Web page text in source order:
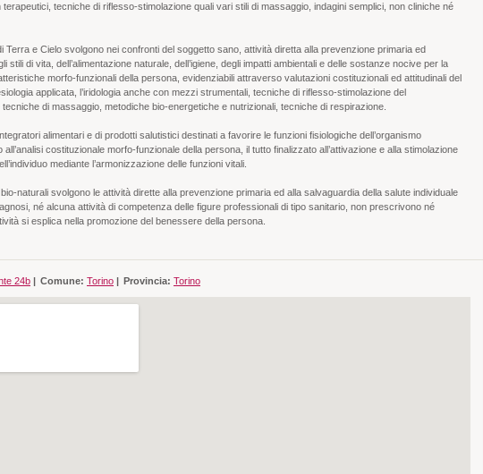
terapeutici, tecniche di riflesso-stimolazione quali vari stili di massaggio, indagini semplici, non cliniche né
Terra e Cielo svolgono nei confronti del soggetto sano, attività diretta alla prevenzione primaria ed
stili di vita, dell’alimentazione naturale, dell’igiene, degli impatti ambientali e delle sostanze nocive per la
morfo-funzionali della persona, evidenziabili attraverso valutazioni costituzionali ed attitudinali del
applicata, l’iridologia anche con mezzi strumentali, tecniche di riflesso-stimolazione del
di massaggio, metodiche bio-energetiche e nutrizionali, tecniche di respirazione.
alimentari e di prodotti salutistici destinati a favorire le funzioni fisiologiche dell’organismo
costituzionale morfo-funzionale della persona, il tutto finalizzato all’attivazione e alla stimolazione
mediante l’armonizzazione delle funzioni vitali.
naturali svolgono le attività dirette alla prevenzione primaria ed alla salvaguardia della salute individuale
né alcuna attività di competenza delle figure professionali di tipo sanitario, non prescrivono né
si esplica nella promozione del benessere della persona.
24b | Comune: Torino | Provincia: Torino